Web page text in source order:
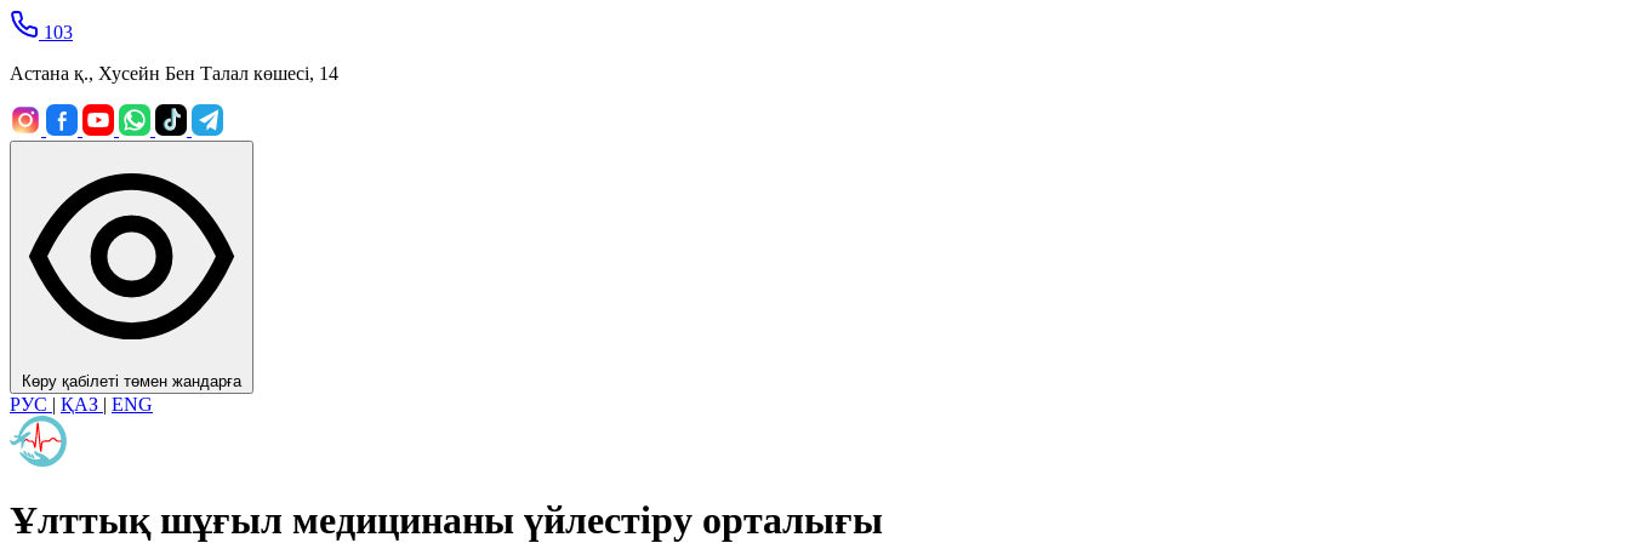
103
Астана қ., Хусейн Бен Талал көшесі, 14
Көру қабілеті төмен жандарға
РУС | ҚАЗ | ENG
Ұлттық шұғыл медицинаны үйлестіру орталығы